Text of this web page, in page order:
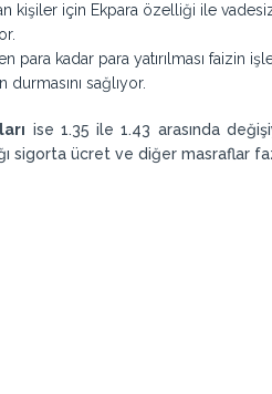
kişiler için Ekpara özelliği ile vadesiz
para kadar para yatırılması
durmasını sağlıyor.
ise 1.35 ile 1.43 arasında
sigorta ücret ve diğer